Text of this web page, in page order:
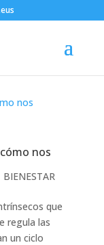
nos
BIENESTAR
que
regula las
un ciclo